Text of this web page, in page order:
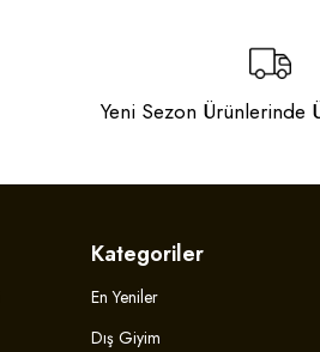
Yeni Sezon Ürünlerinde
Kategoriler
En Yeniler
Dış Giyim